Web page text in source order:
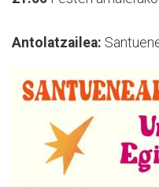
Antolatzailea: